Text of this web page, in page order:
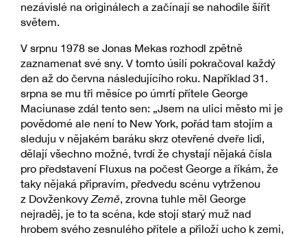
nezávislé na originálech a začínají se nahodile šířit
světem.
V srpnu 1978 se Jonas Mekas rozhodl zpětně
zaznamenat své sny. V tomto úsilí pokračoval každý
den až do června následujícího roku. Například 31.
srpna se mu tři měsíce po úmrtí přítele George
Maciunase zdál tento sen: „Jsem na ulici město mi je
povědomé ale není to New York, pořád tam stojím a
sleduju v nějakém baráku skrz otevřené dveře lidi,
dělají všechno možné, tvrdí že chystají nějaká čísla
pro představení Fluxus na počest George a říkám, že
taky nějaká připravím, předvedu scénu vytrženou
z DovženkovyZemě, zrovna tuhle měl George
nejraděj, je to ta scéna, kde stojí starý muž nad
hrobem svého zesnulého přítele a přiloží ucho k zemi,